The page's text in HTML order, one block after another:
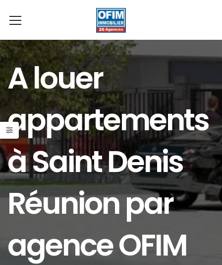
A louer
appartements
à Saint Denis
Réunion par
agence OFIM